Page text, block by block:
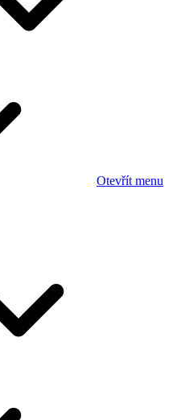
Otevřít menu